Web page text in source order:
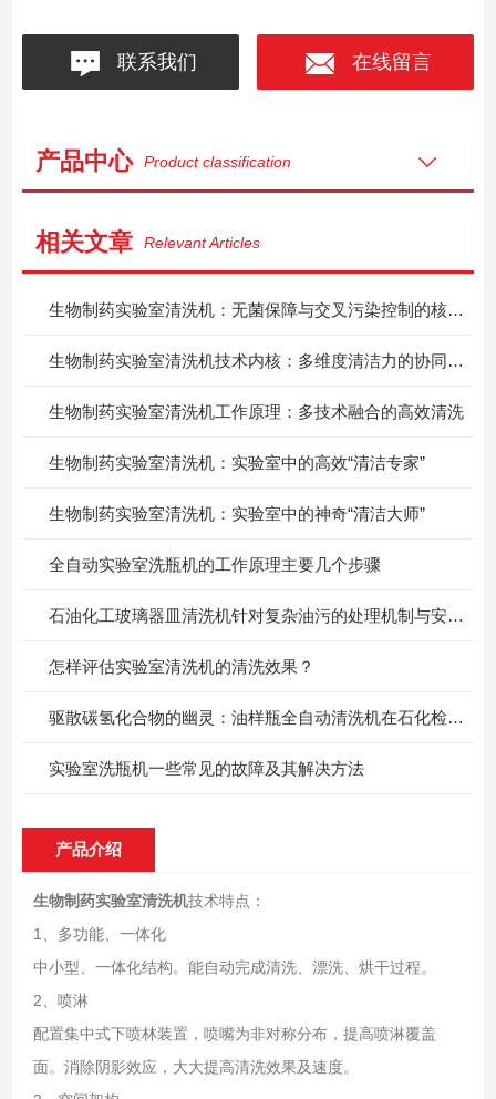
联系我们 在线留言
产品中心 Product classification
相关文章 Relevant Articles
生物制药实验室清洗机：无菌保障与交叉污染控制的核心技术剖析
生物制药实验室清洗机技术内核：多维度清洁力的协同突破
生物制药实验室清洗机工作原理：多技术融合的高效清洗
生物制药实验室清洗机：实验室中的高效“清洁专家”
生物制药实验室清洗机：实验室中的神奇“清洁大师”
全自动实验室洗瓶机的工作原理主要几个步骤
石油化工玻璃器皿清洗机针对复杂油污的处理机制与安全设计
怎样评估实验室清洗机的清洗效果？
驱散碳氢化合物的幽灵：油样瓶全自动清洗机在石化检测中的硬核突围
实验室洗瓶机一些常见的故障及其解决方法
产品介绍
生物制药实验室清洗机技术特点：
1、多功能、一体化
中小型、一体化结构。能自动完成清洗、漂洗、烘干过程。
2、喷淋
配置集中式下喷林装置，喷嘴为非对称分布，提高喷淋覆盖
面。消除阴影效应，大大提高清洗效果及速度。